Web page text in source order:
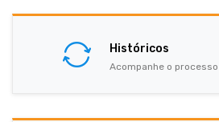
Históricos
Acompanhe o